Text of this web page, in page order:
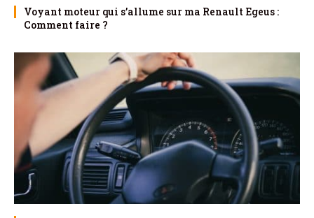
Voyant moteur qui s’allume sur ma Renault Egeus :
Comment faire ?